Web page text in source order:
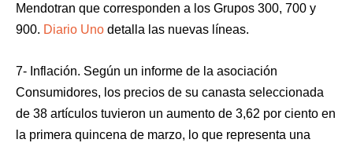
Mendotran que corresponden a los Grupos 300, 700 y
900. Diario Uno detalla las nuevas líneas.
7- Inflación. Según un informe de la asociación
Consumidores, los precios de su canasta seleccionada
de 38 artículos tuvieron un aumento de 3,62 por ciento en
la primera quincena de marzo, lo que representa una